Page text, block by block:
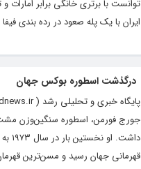
توانست با برتری خانگی برابر امارات
ایران با یک پله صعود در رده بندی
درگذشت اسطوره بوکس جهان